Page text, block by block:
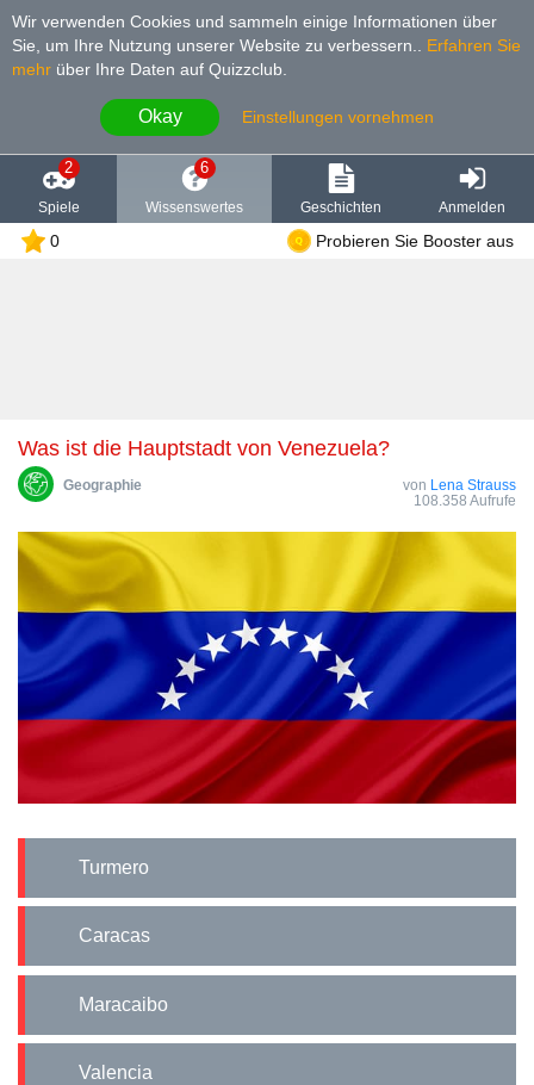
Wir verwenden Cookies und sammeln einige Informationen über
Sie, um Ihre Nutzung unserer Website zu verbessern.
Erfahren Sie
mehr über Ihre Daten auf Quizzclub.
Okay Einstellungen vornehmen
2
Spiele
6
Wissenswertes Geschichten Anmelden
0 Probieren Sie Booster aus
Was ist die Hauptstadt von Venezuela?
Geographie von Lena Strauss
108.358 Aufrufe
Turmero
Caracas
Maracaibo
Valencia